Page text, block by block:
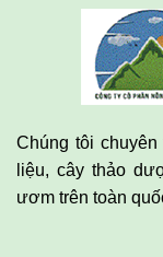
Chúng tôi
liệu, cây thảo
ươm trên toàn